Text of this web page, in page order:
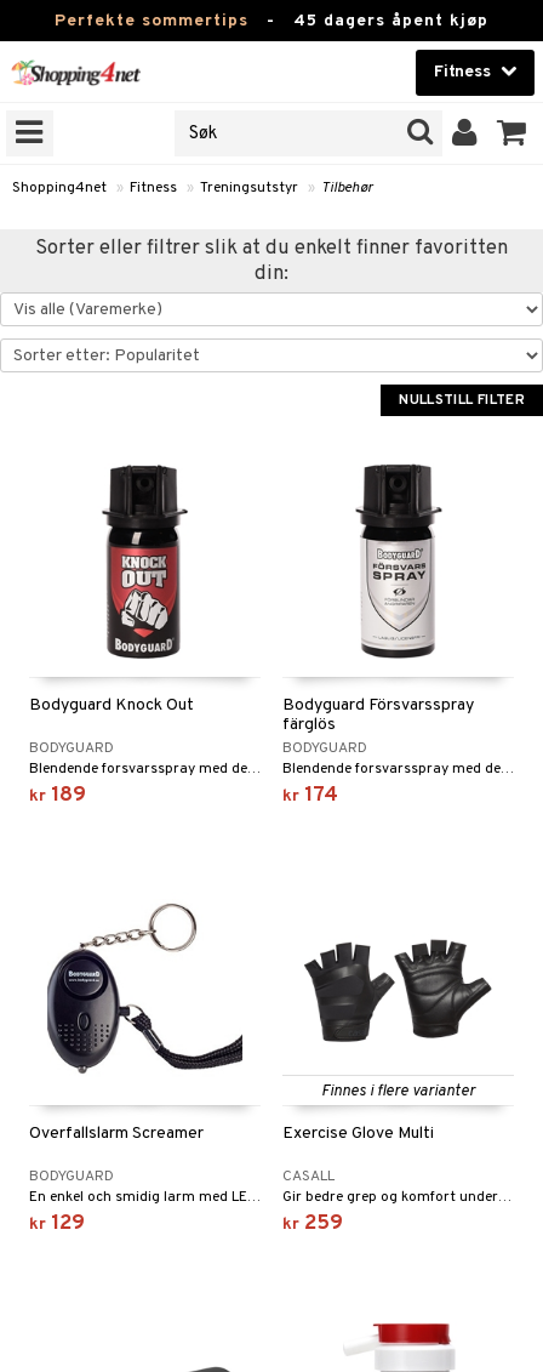
Perfekte sommertips - 45 dagers åpent kjøp
Fitness
Skjønnhet
Kontaktlinser
Fitness
Hjem & innredning
Varemerker
Kampanjer
Shopping4net » Fitness » Treningsutstyr » Tilbehør
Sorter eller filtrer slik at du enkelt finner favoritten
din:
NULLSTILL FILTER
Bodyguard Knock Out
BODYGUARD
Blendende forsvarsspray med den kraftigste lovlige formelen på markedet - blender angriperen maksimalt.
kr 189
Bodyguard Försvarsspray
färglös
BODYGUARD
Blendende forsvarsspray med den kraftigste lovlige formelen på markedet - blender angriperen maksimalt.
kr 174
Överfallslarm Screamer
BODYGUARD
En enkel och smidig larm med LED-lampe.
kr 129
Finnes i flere varianter
Exercise Glove Multi
CASALL
Gir bedre grep og komfort under styrketrening samtidig som den beskytter hånden.
kr 259
drikke
vektøkning
sportsflasker
og muskelsmerter
& svar